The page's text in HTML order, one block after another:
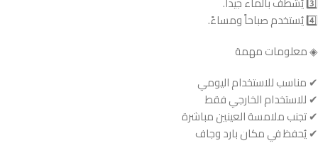
4️⃣ يُستخدم صباحاً ومساءً.
◈ معلومات مهمة
✔ مناسب للاستخدام اليومي
✔ للاستخدام الخارجي فقط
✔ تجنب ملامسة العينين مباشرة
✔ يُحفظ في مكان بارد وجاف